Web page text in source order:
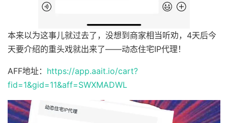
本来以为这事儿就过去了，没想到商家相当听劝，4天后今
天要介绍的重头戏就出来了——动态住宅IP代理！
AFF地址： https://app.aait.io/cart?
fid=1&gid=11&aff=SWXMADWL